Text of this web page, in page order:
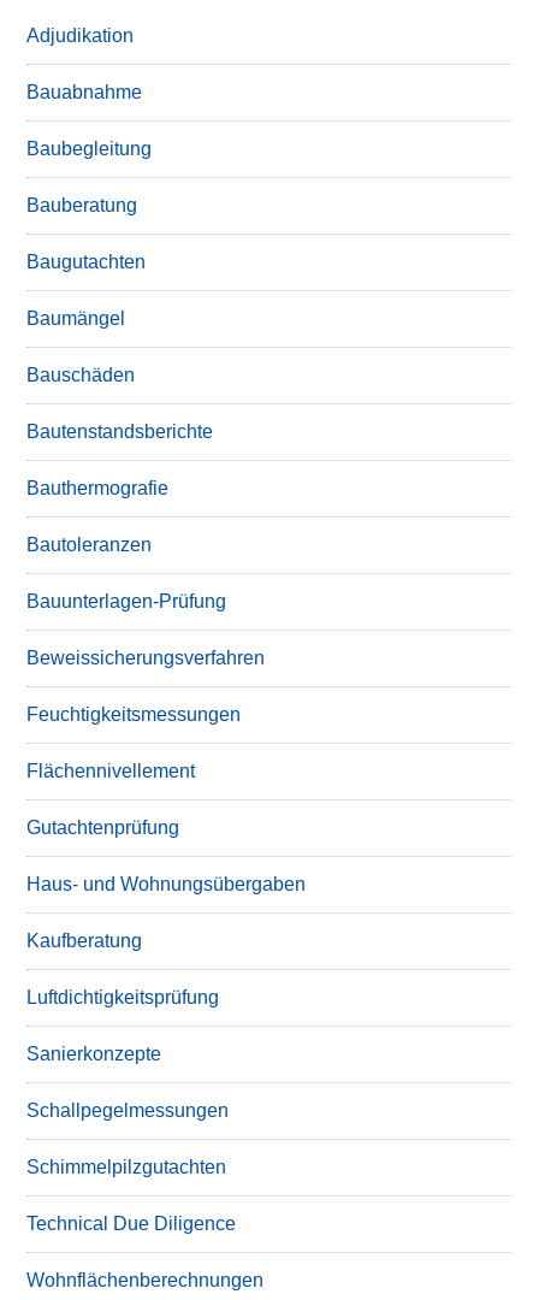
Adjudikation
Bauabnahme
Baubegleitung
Bauberatung
Baugutachten
Baumängel
Bauschäden
Bautenstandsberichte
Bauthermografie
Bautoleranzen
Bauunterlagen-Prüfung
Beweissicherungsverfahren
Feuchtigkeitsmessungen
Flächennivellement
Gutachtenprüfung
Haus- und Wohnungsübergaben
Kaufberatung
Luftdichtigkeitsprüfung
Sanierkonzepte
Schallpegelmessungen
Schimmelpilzgutachten
Technical Due Diligence
Wohnflächenberechnungen